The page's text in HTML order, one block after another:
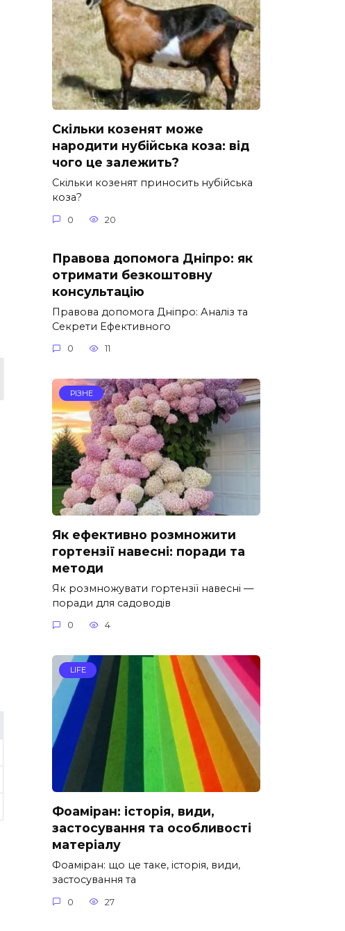
Скільки козенят може
народити нубійська коза: від
чого це залежить?
Скільки козенят приносить нубійська
коза?
0 20
Правова допомога Дніпро: як
отримати безкоштовну
консультацію
Правова допомога Дніпро: Аналіз та
Секрети Ефективного
0 11
РІЗНЕ
Як ефективно розмножити
гортензії навесні: поради та
методи
Як розмножувати гортензії навесні —
поради для садоводів
0 4
LIFE
Фоаміран: історія, види,
застосування та особливості
матеріалу
Фоаміран: що це таке, історія, види,
застосування та
0 27